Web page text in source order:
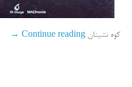
کوه نشینان Continue reading
→